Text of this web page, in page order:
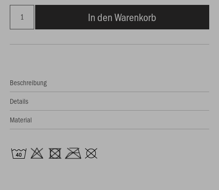
In den Warenkorb
Beschreibung
Details
Material